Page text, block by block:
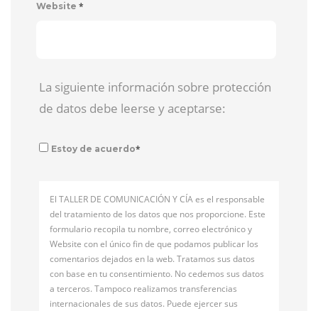
Website *
La siguiente información sobre protección
de datos debe leerse y aceptarse:
Estoy de acuerdo*
El TALLER DE COMUNICACIÓN Y CÍA es el responsable
del tratamiento de los datos que nos proporcione. Este
formulario recopila tu nombre, correo electrónico y
Website con el único fin de que podamos publicar los
comentarios dejados en la web. Tratamos sus datos
con base en tu consentimiento. No cedemos sus datos
a terceros. Tampoco realizamos transferencias
internacionales de sus datos. Puede ejercer sus